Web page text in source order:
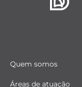
Quem somos
Áreas de atuação